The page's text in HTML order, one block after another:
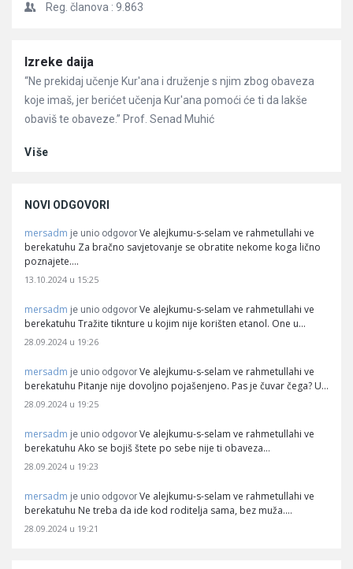
Reg. članova : 9.863
Članci
Izreke daija
“Ne prekidaj učenje Kur'ana i druženje s njim zbog obaveza
koje imaš, jer berićet učenja Kur'ana pomoći će ti da lakše
obaviš te obaveze.” Prof. Senad Muhić
Više
NOVI ODGOVORI
mersadm je unio odgovor Ve alejkumu-s-selam ve rahmetullahi ve
berekatuhu Za bračno savjetovanje se obratite nekome koga lično
poznajete.…
13.10.2024 u 15:25
mersadm je unio odgovor Ve alejkumu-s-selam ve rahmetullahi ve
berekatuhu Tražite tiknture u kojim nije korišten etanol. One u…
28.09.2024 u 19:26
mersadm je unio odgovor Ve alejkumu-s-selam ve rahmetullahi ve
berekatuhu Pitanje nije dovoljno pojašenjeno. Pas je čuvar čega? U…
28.09.2024 u 19:25
mersadm je unio odgovor Ve alejkumu-s-selam ve rahmetullahi ve
berekatuhu Ako se bojiš štete po sebe nije ti obaveza…
28.09.2024 u 19:23
mersadm je unio odgovor Ve alejkumu-s-selam ve rahmetullahi ve
berekatuhu Ne treba da ide kod roditelja sama, bez muža.…
28.09.2024 u 19:21